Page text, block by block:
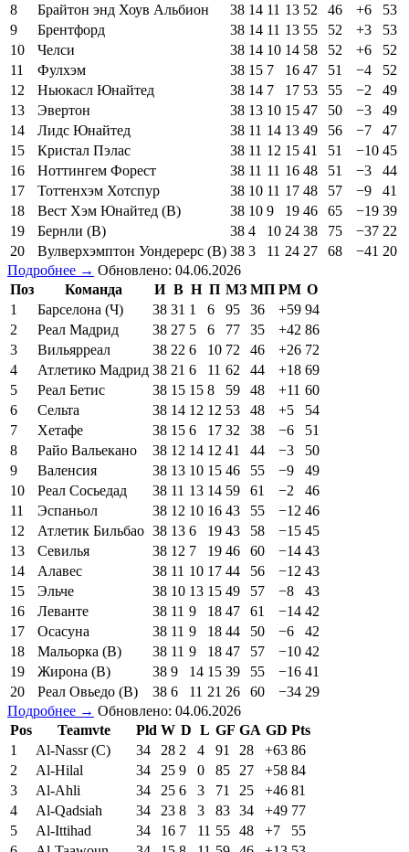
8
Брайтон энд Хоув Альбион 38 14 11 13 52 46 +6
53
9
Брентфорд 38 14 11 13 55 52 +3
53
10
Челси 38 14 10 14 58 52 +6
52
11
Фулхэм 38 15 7 16 47 51 −4
52
12
Ньюкасл Юнайтед 38 14 7 17 53 55 −2
49
13
Эвертон 38 13 10 15 47 50 −3
49
14
Лидс Юнайтед 38 11 14 13 49 56 −7
47
15
Кристал Пэлас 38 11 12 15 41 51 −10 45
16
Ноттингем Форест 38 11 11 16 48 51 −3
44
17
Тоттенхэм Хотспур 38 10 11 17 48 57 −9
41
18
Вест Хэм Юнайтед (В) 38 10 9 19 46 65 −19 39
19
Бернли (В) 38 4 10 24 38 75 −37 22
20
Вулверхэмптон Уондерерс (В) 38 3 11 24 27 68 −41 20
Подробнее → Обновлено: 04.06.2026
Поз
Команда И В Н П МЗ МП РМ О
1
Барселона (Ч) 38 31 1 6 95 36 +59 94
2
Реал Мадрид 38 27 5 6 77 35 +42 86
3
Вильярреал 38 22 6 10 72 46 +26 72
4
Атлетико Мадрид 38 21 6 11 62 44 +18 69
5
Реал Бетис 38 15 15 8 59 48 +11 60
6
Сельта 38 14 12 12 53 48 +5
54
7
Хетафе 38 15 6 17 32 38 −6
51
8
Райо Вальекано 38 12 14 12 41 44 −3
50
9
Валенсия 38 13 10 15 46 55 −9
49
10
Реал Сосьедад 38 11 13 14 59 61 −2
46
11
Эспаньол 38 12 10 16 43 55 −12 46
12
Атлетик Бильбао 38 13 6 19 43 58 −15 45
13
Севилья 38 12 7 19 46 60 −14 43
14
Алавес 38 11 10 17 44 56 −12 43
15
Эльче 38 10 13 15 49 57 −8
43
16
Леванте 38 11 9 18 47 61 −14 42
17
Осасуна 38 11 9 18 44 50 −6
42
18
Мальорка (В) 38 11 9 18 47 57 −10 42
19
Жирона (В) 38 9 14 15 39 55 −16 41
20
Реал Овьедо (В) 38 6 11 21 26 60 −34 29
Подробнее → Обновлено: 04.06.2026
Pos
Teamvte Pld W D L GF GA GD Pts
1
Al-Nassr (C) 34 28 2 4 91 28 +63 86
2
Al-Hilal 34 25 9 0 85 27 +58 84
3
Al-Ahli 34 25 6 3 71 25 +46 81
4
Al-Qadsiah 34 23 8 3 83 34 +49 77
5
Al-Ittihad 34 16 7 11 55 48 +7
55